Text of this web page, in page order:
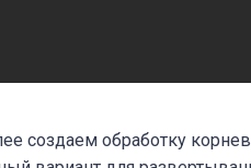
создаем обработку